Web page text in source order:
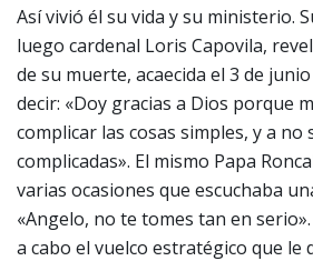
Así vivió él su vida y su ministerio.
luego cardenal Loris Capovila,
de su muerte, acaecida el 3 de
decir: «Doy gracias a Dios porque
complicar las cosas simples, y a no
complicadas». El mismo Papa
varias ocasiones que escuchaba
«Angelo, no te tomes tan en
a cabo el vuelco estratégico que le